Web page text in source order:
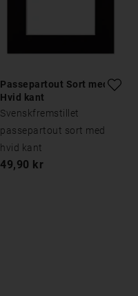
Passepartout Sort med
Hvid kant
Svenskfremstillet
passepartout sort med
hvid kant
49,90 kr